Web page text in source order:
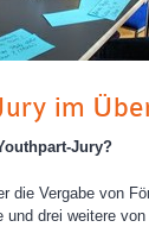
im
Jury?
die Vergabe von
und drei weitere